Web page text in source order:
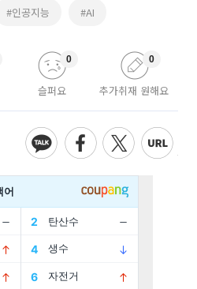
#인공지능 #AI
슬퍼요
0
추가취재 원해요
0